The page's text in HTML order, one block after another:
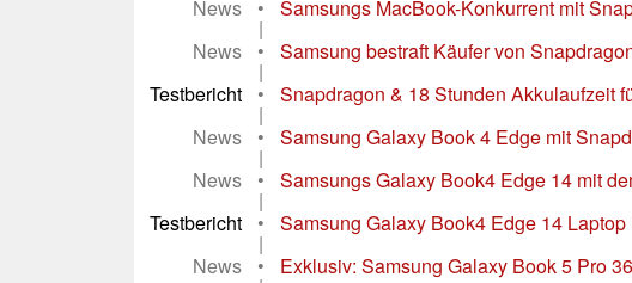
News
• Samsungs MacBook-Konkurrent mit
|
News
• Samsung bestraft Käufer von
|
Testbericht
• Snapdragon & 18 Stunden Akkulaufzeit
|
News
• Samsung Galaxy Book 4 Edge mit
|
News
• Samsungs Galaxy Book4 Edge 14 mit
|
Testbericht
• Samsung Galaxy Book4 Edge 14
|
News
• Exklusiv: Samsung Galaxy Book 5 Pro